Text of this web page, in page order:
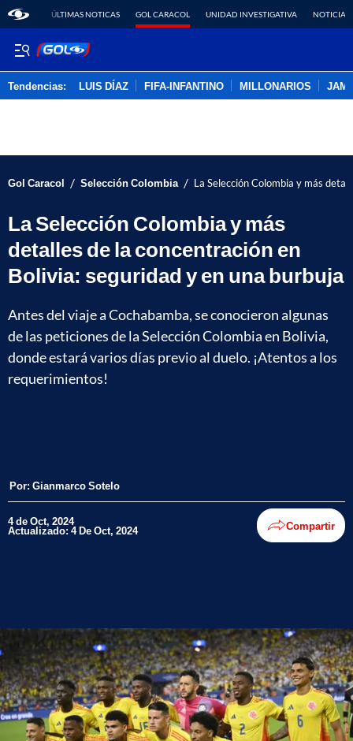
ÚLTIMAS NOTICAS GOL CARACOL UNIDAD INVESTIGATIVA NOTICIAS
Tendencias: LUIS DÍAZ FIFA-INFANTINO MILLONARIOS
Gol Caracol / Selección Colombia / La Selección Colombia y más
La Selección Colombia y más
detalles de la concentración en
Bolivia: seguridad y en una burbuja
Antes del viaje a Cochabamba, se conocieron algunas
de las peticiones de la Selección Colombia en Bolivia,
donde estará varios días previo al duelo. ¡Atentos a los
requerimientos!
Por: Gianmarco Sotelo
4 de Oct, 2024
Actualizado: 4 De Oct, 2024 Compartir